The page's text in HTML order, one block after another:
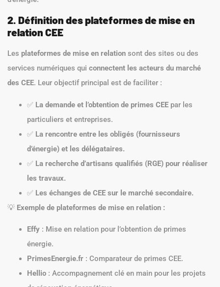
2. Définition des plateformes de mise en
relation CEE
Les plateformes de mise en relation sont des sites ou des
services numériques qui connectent les acteurs du marché
des CEE. Leur objectif principal est de faciliter :
✅ La demande et l’obtention de primes CEE par les
particuliers et entreprises.
✅ La rencontre entre les obligés (fournisseurs
d’énergie) et les délégataires.
✅ La recherche d’artisans qualifiés (RGE) pour réaliser
les travaux.
✅ Les échanges de CEE sur le marché secondaire.
💡 Exemple de plateformes de mise en relation :
Effy : Mise en relation pour l’obtention de primes
énergie.
PrimesEnergie.fr : Comparateur de primes CEE.
Hellio : Accompagnement clé en main pour les projets